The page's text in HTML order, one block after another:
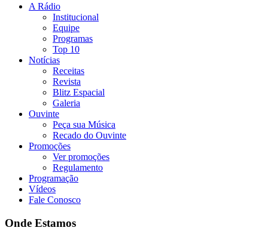
A Rádio
Institucional
Equipe
Programas
Top 10
Notícias
Receitas
Revista
Blitz Espacial
Galeria
Ouvinte
Peça sua Música
Recado do Ouvinte
Promoções
Ver promoções
Regulamento
Programação
Vídeos
Fale Conosco
Onde Estamos